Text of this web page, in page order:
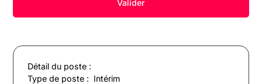
Détail du poste :
Type de poste : Intérim